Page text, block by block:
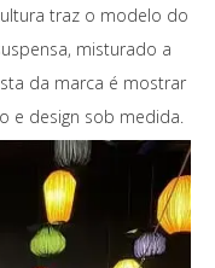
traz o modelo do
misturado a
da marca é mostrar
e design sob medida.